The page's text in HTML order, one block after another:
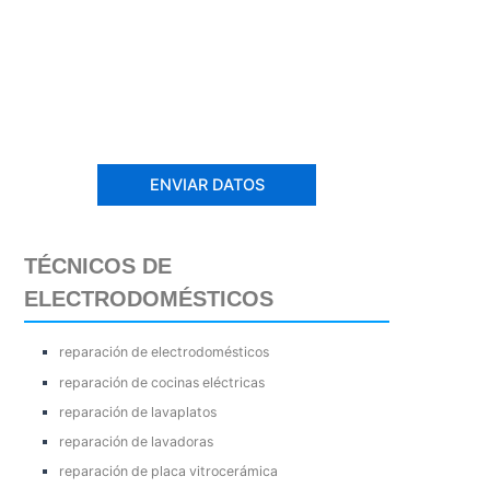
TÉCNICOS DE
ELECTRODOMÉSTICOS
reparación de electrodomésticos
reparación de cocinas eléctricas
reparación de lavaplatos
reparación de lavadoras
reparación de placa vitrocerámica